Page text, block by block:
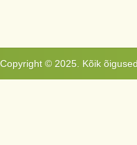
Copyright © 2025. Kõik